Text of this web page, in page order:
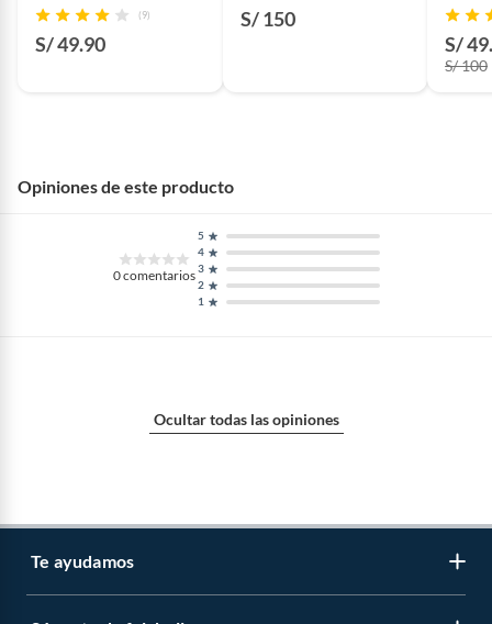
(9)
S/ 49.90
S/ 150
S/
S/ 100
Opiniones de este producto
0comentarios
1
2
3
4
5
Ocultar todas las opiniones
Te ayudamos